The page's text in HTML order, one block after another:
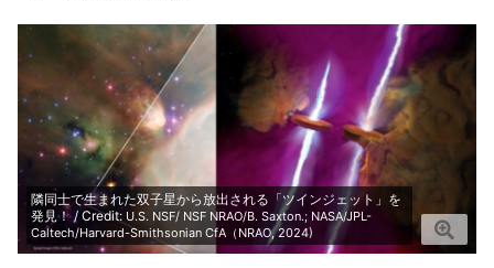
隣同士で生まれた双子星から放出される「ツインジェット」を
発見！ / Credit: U.S. NSF/ NSF NRAO/B. Saxton.; NASA/JPL-
Caltech/Harvard-Smithsonian CfA（NRAO, 2024)